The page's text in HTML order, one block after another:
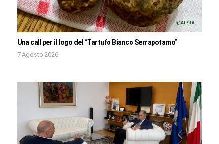
Una call per il logo del “Tartufo Bianco Serrapotamo”
7 Agosto 2026